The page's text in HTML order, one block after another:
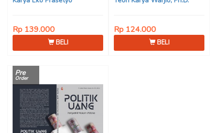
Rp 139.000
BELI
Rp 124.000
BELI
Pre
Order